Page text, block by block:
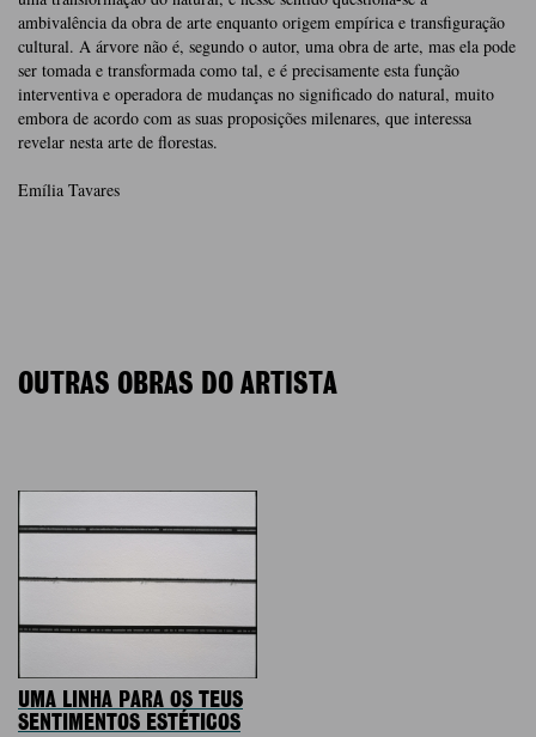
ambivalência da obra de arte enquanto origem empírica e transfiguração
cultural. A árvore não é, segundo o autor, uma obra de arte, mas ela pode
ser tomada e transformada como tal, e é precisamente esta função
interventiva e operadora de mudanças no significado do natural, muito
embora de acordo com as suas proposições milenares, que interessa
revelar nesta arte de florestas.
Emília Tavares
OUTRAS OBRAS DO ARTISTA
UMA LINHA PARA OS TEUS
SENTIMENTOS ESTÉTICOS